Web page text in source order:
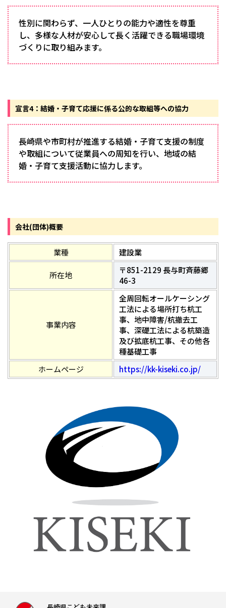
性別に関わらず、一人ひとりの能力や適性を尊重
し、多様な人材が安心して長く活躍できる職場環境
づくりに取り組みます。
宣言4：結婚・子育て応援に係る公的な取組等への協力
長崎県や市町村が推進する結婚・子育て支援の制度
や取組について従業員への周知を行い、地域の結
婚・子育て支援活動に協力します。
会社(団体)概要
業種 建設業
所在地
〒851-2129 長与町斉藤郷
46-3
事業内容
全周回転オールケーシング
工法による場所打ち杭工
事、地中障害/杭撤去工
事、深礎工法による杭築造
及び拡底杭工事、その他各
種基礎工事
ホームページ
https://kk-kiseki.co.jp/